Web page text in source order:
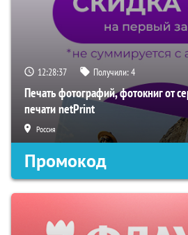
12:28:36 Получили:4
Печать фотографий, фотокниг от
печати netPrint
Россия
Промокод